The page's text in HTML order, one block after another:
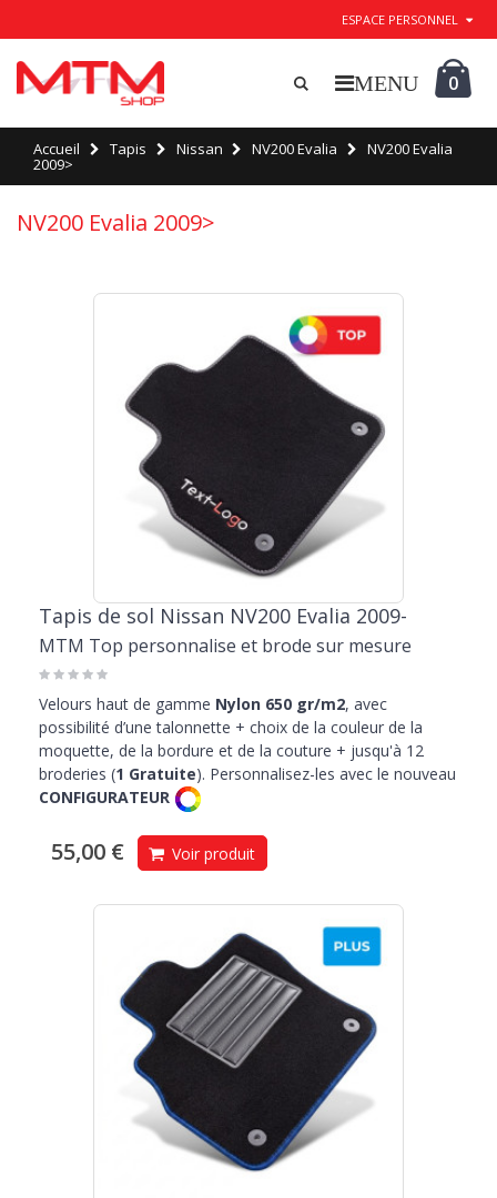
ESPACE PERSONNEL
0
Accueil Tapis Nissan NV200 Evalia NV200 Evalia
2009>
NV200 Evalia 2009>
Tapis de sol Nissan NV200 Evalia 2009-
MTM Top personnalise et brode sur mesure
Velours haut de gamme Nylon 650 gr/m2, avec
possibilité d’une talonnette + choix de la couleur de la
moquette, de la bordure et de la couture + jusqu'à 12
broderies (1 Gratuite). Personnalisez-les avec le nouveau
CONFIGURATEUR
55,00 € Voir produit